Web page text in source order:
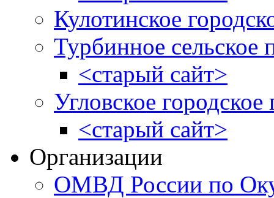
Кулотинское
Турбинное сельское
<старый сайт>
Угловское городское
<старый сайт>
Организации
ОМВД России по